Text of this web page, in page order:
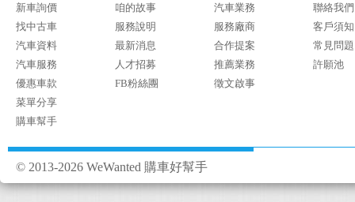
新車詢價
找中古車
汽車資料
汽車服務
優惠車款
菜單分享
購車幫手
咱的故事
服務說明
最新消息
人才招募
FB粉絲團
汽車業務
服務廠商
合作提案
推薦業務
徵文啟事
聯絡我們
客戶須知
常見問題
許願池
© 2013-2026 WeWanted 購車好幫手